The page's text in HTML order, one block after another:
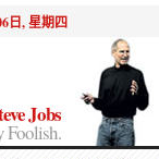
日, 星期四
Jobs
Foolish.